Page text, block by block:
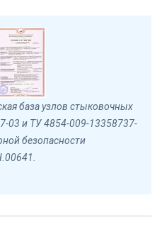
база узлов стыковочных
03 и ТУ 4854-009-13358737-
безопасности